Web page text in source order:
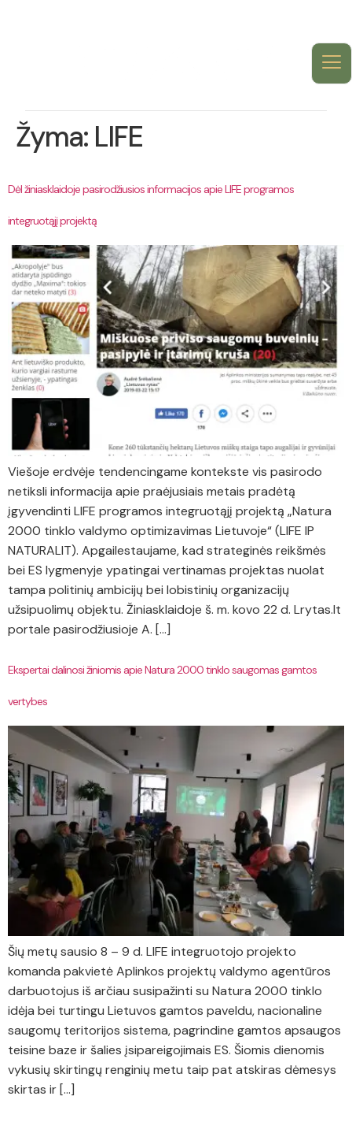
Žyma: LIFE
Dėl žiniasklaidoje pasirodžiusios informacijos apie LIFE programos
integruotąjį projektą
Viešoje erdvėje tendencingame kontekste vis pasirodo
netiksli informacija apie praėjusiais metais pradėtą
įgyvendinti LIFE programos integruotąjį projektą „Natura
2000 tinklo valdymo optimizavimas Lietuvoje“ (LIFE IP
NATURALIT). Apgailestaujame, kad strateginės reikšmės
bei ES lygmenyje ypatingai vertinamas projektas nuolat
tampa politinių ambicijų bei lobistinių organizacijų
užsipuolimų objektu. Žiniasklaidoje š. m. kovo 22 d. Lrytas.lt
portale pasirodžiusioje A. […]
Ekspertai dalinosi žiniomis apie Natura 2000 tinklo saugomas gamtos
vertybes
Šių metų sausio 8 – 9 d. LIFE integruotojo projekto
komanda pakvietė Aplinkos projektų valdymo agentūros
darbuotojus iš arčiau susipažinti su Natura 2000 tinklo
idėja bei turtingu Lietuvos gamtos paveldu, nacionaline
saugomų teritorijos sistema, pagrindine gamtos apsaugos
teisine baze ir šalies įsipareigojimais ES. Šiomis dienomis
vykusių skirtingų renginių metu taip pat atskiras dėmesys
skirtas ir […]